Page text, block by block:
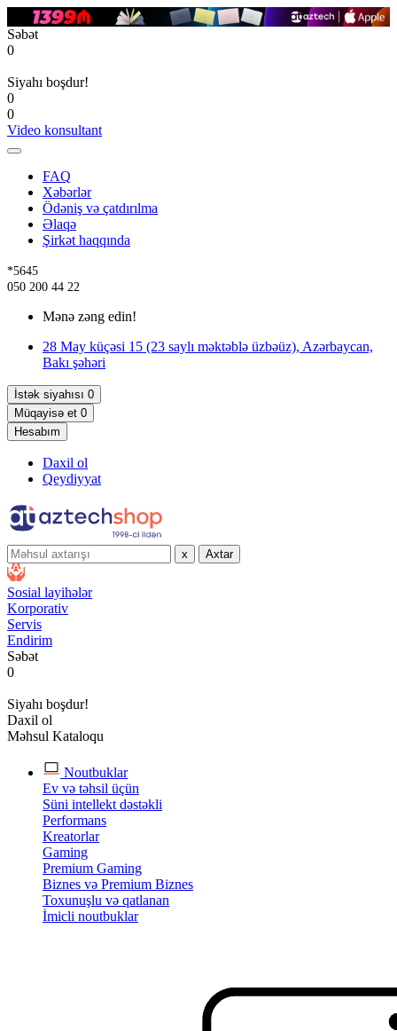
Səbət
0
Siyahı boşdur!
0
0
Video konsultant
FAQ
Xəbərlər
Ödəniş və çatdırılma
Əlaqə
Şirkət haqqında
*5645
050 200 44 22
Mənə zəng edin!
28 May küçəsi 15 (23 saylı məktəblə üzbəüz), Azərbaycan,
Bakı şəhəri
İstək siyahısı 0
Müqayisə et 0
Hesabım
Daxil ol
Qeydiyyat
x Axtar
Sosial layihələr
Korporativ
Servis
Endirim
Səbət
0
Siyahı boşdur!
Daxil ol
Məhsul Kataloqu
Noutbuklar
Ev və təhsil üçün
Süni intellekt dəstəkli
Performans
Kreatorlar
Gaming
Premium Gaming
Biznes və Premium Biznes
Toxunuşlu və qatlanan
İmicli noutbuklar